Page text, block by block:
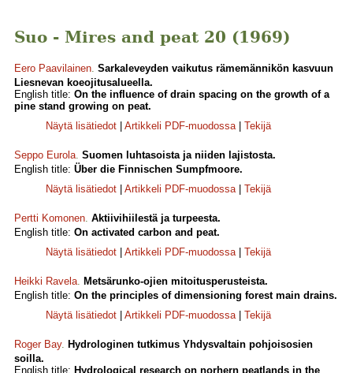
Suo - Mires and peat 20 (1969)
Eero Paavilainen. Sarkaleveyden vaikutus rämemännikön kasvuun
Liesnevan koeojitusalueella.
English title: On the influence of drain spacing on the growth of a
pine stand growing on peat.
Näytä lisätiedot
Artikkeli PDF-muodossa| Tekijä
Seppo Eurola. Suomen luhtasoista ja niiden lajistosta.
English title: Über die Finnischen Sumpfmoore.
Näytä lisätiedot
Artikkeli PDF-muodossa| Tekijä
Pertti Komonen. Aktiivihiilestä ja turpeesta.
English title: On activated carbon and peat.
Näytä lisätiedot
Artikkeli PDF-muodossa| Tekijä
Heikki Ravela. Metsärunko-ojien mitoitusperusteista.
English title: On the principles of dimensioning forest main drains.
Näytä lisätiedot
Artikkeli PDF-muodossa| Tekijä
Roger Bay. Hydrologinen tutkimus Yhdysvaltain pohjoisosien
soilla.
English title: Hydrological research on norhern peatlands in the